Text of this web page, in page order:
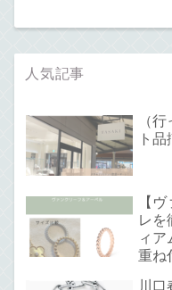
人気記事
（
ト
【
レを
ィア
重ね
川口